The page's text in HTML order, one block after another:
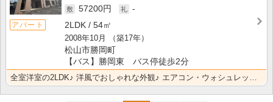
アパート
57200円
-
2LDK
54㎡
2008年10月
（築17年）
松山市勝岡町
【バス】勝岡東 バス停徒歩2分